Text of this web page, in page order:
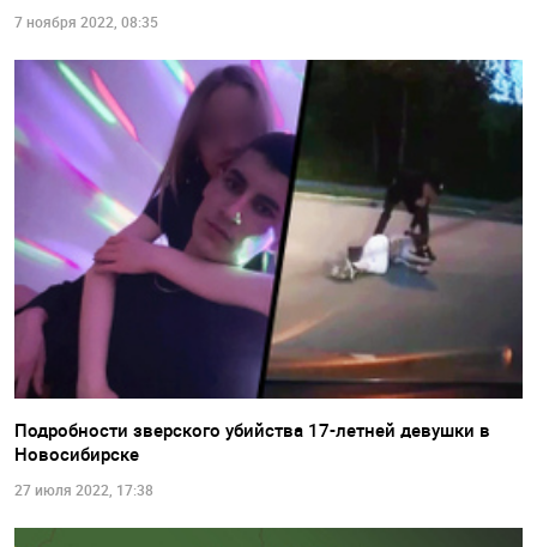
7 ноября 2022, 08:35
Подробности зверского убийства 17-летней девушки в
Новосибирске
27 июля 2022, 17:38